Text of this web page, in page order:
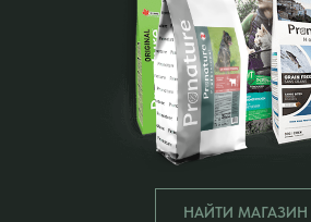
НАЙТИ МАГАЗИН